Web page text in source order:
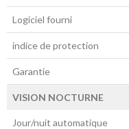
Logiciel fourni
indice de protection
Garantie
VISION NOCTURNE
Jour/nuit automatique